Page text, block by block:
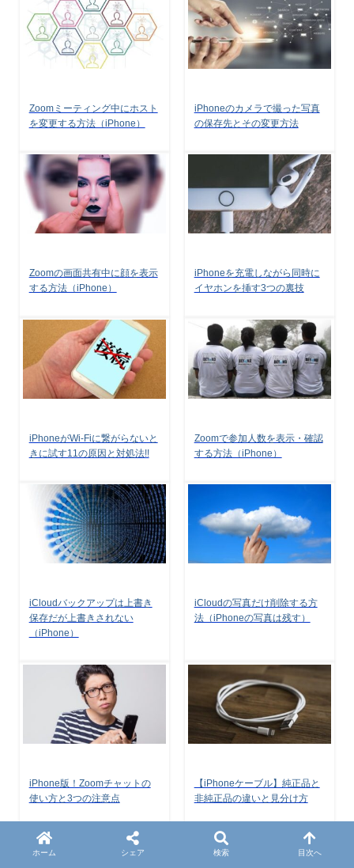
Zoomミーティング中にホスト
を変更する方法（iPhone）
iPhoneのカメラで撮った写真
の保存先とその変更方法
Zoomの画面共有中に顔を表示
する方法（iPhone）
iPhoneを充電しながら同時に
イヤホンを挿す3つの裏技
iPhoneがWi-Fiに繋がらないと
きに試す11の原因と対処法!!
Zoomで参加人数を表示・確認
する方法（iPhone）
iCloudバックアップは上書き
保存だが上書きされない
（iPhone）
iCloudの写真だけ削除する方
法（iPhoneの写真は残す）
iPhone版！Zoomチャットの
使い方と3つの注意点
【iPhoneケーブル】純正品と
非純正品の違いと見分け方
ホーム シェア 検索 目次へ